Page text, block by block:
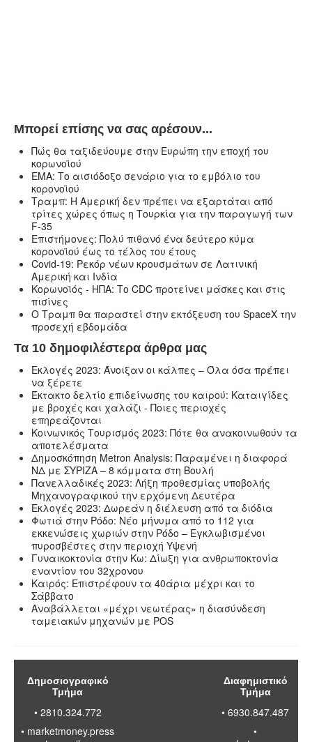
Μπορεί επίσης να σας αρέσουν...
Πώς θα ταξιδεύουμε στην Ευρώπη την εποχή του
κορωνοϊού
ΕΜΑ: Το αισιόδοξο σενάριο για το εμβόλιο του
κορονοϊού
Τραμπ: Η Αμερική δεν πρέπει να εξαρτάται από
τρίτες χώρες όπως η Τουρκία για την παραγωγή των
F-35
Επιστήμονες: Πολύ πιθανό ένα δεύτερο κύμα
κορονοϊού έως το τέλος του έτους
Covid-19: Ρεκόρ νέων κρουσμάτων σε Λατινική
Αμερική και Ινδία
Κορωνοϊός - ΗΠΑ: Το CDC προτείνει μάσκες και στις
πισίνες
Ο Τραμπ θα παραστεί στην εκτόξευση του SpaceX την
προσεχή εβδομάδα
Τα 10 δημοφιλέστερα άρθρα μας
Εκλογές 2023: Άνοιξαν οι κάλπες – Όλα όσα πρέπει
να ξέρετε
Έκτακτο δελτίο επιδείνωσης του καιρού: Καταιγίδες
με βροχές και χαλάζι - Ποιες περιοχές
επηρεάζονται
Κοινωνικός Τουρισμός 2023: Πότε θα ανακοινωθούν τα
αποτελέσματα
Δημοσκόπηση Metron Analysis: Παραμένει η διαφορά
ΝΔ με ΣΥΡΙΖΑ – 8 κόμματα στη Βουλή
Πανελλαδικές 2023: Λήξη προθεσμίας υποβολής
Μηχανογραφικού την ερχόμενη Δευτέρα
Εκλογές 2023: Δωρεάν η διέλευση από τα διόδια
Φωτιά στην Ρόδο: Νέο μήνυμα από το 112 για
εκκενώσεις χωριών στην Ρόδο – Εγκλωβισμένοι
πυροσβέστες στην περιοχή Υψενή
Γυναικοκτονία στην Κω: Δίωξη για ανθρωποκτονία
εναντίον του 32χρονου
Καιρός: Επιστρέφουν τα 40άρια μέχρι και το
Σάββατο
Αναβάλλεται «μέχρι νεωτέρας» η διασύνδεση
ταμειακών μηχανών με POS
Δημοσιογραφικό
Τμήμα
• 2810.324.772
• marketmoney.press
Διαφημιστικό
Τμήμα
• 6930.847.487
•